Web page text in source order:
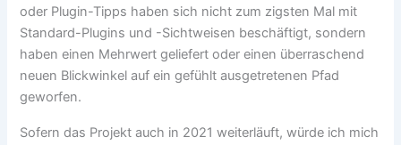
oder Plugin-Tipps haben sich nicht zum zigsten Mal mit
Standard-Plugins und -Sichtweisen beschäftigt, sondern
haben einen Mehrwert geliefert oder einen überraschend
neuen Blickwinkel auf ein gefühlt ausgetretenen Pfad
geworfen.
Sofern das Projekt auch in 2021 weiterläuft, würde ich mich